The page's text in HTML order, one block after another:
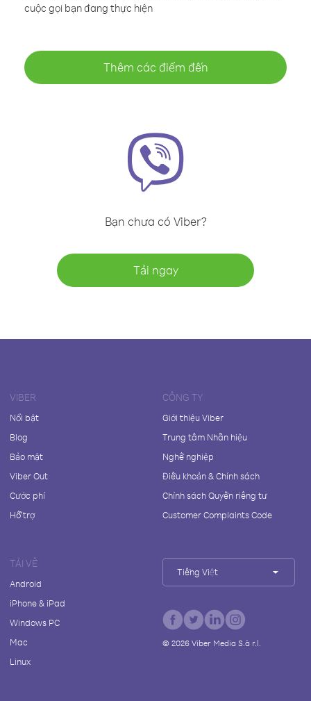
cuộc gọi bạn đang thực hiện
Thêm các điểm đến
Bạn chưa có Viber?
Tải ngay
VIBER
Nổi bật
Blog
Bảo mật
Viber Out
Cước phí
Hỗ trợ
CÔNG TY
Giới thiệu Viber
Trung tâm Nhãn hiệu
Nghề nghiệp
Điều khoản & Chính sách
Chính sách Quyền riêng tư
Customer Complaints Code
TẢI VỀ
Android
iPhone & iPad
Windows PC
Mac
Linux
Tiếng Việt
© 2026Viber Media S.à r.l.